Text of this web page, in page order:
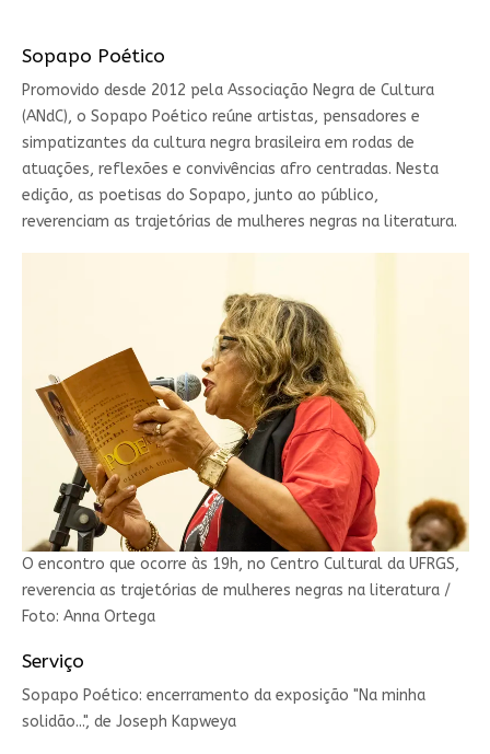
Sopapo Poético
Promovido desde 2012 pela Associação Negra de Cultura
(ANdC), o Sopapo Poético reúne artistas, pensadores e
simpatizantes da cultura negra brasileira em rodas de
atuações, reflexões e convivências afro centradas. Nesta
edição, as poetisas do Sopapo, junto ao público,
reverenciam as trajetórias de mulheres negras na literatura.
O encontro que ocorre às 19h, no Centro Cultural da UFRGS,
reverencia as trajetórias de mulheres negras na literatura /
Foto: Anna Ortega
Serviço
Sopapo Poético: encerramento da exposição "Na minha
solidão...", de Joseph Kapweya